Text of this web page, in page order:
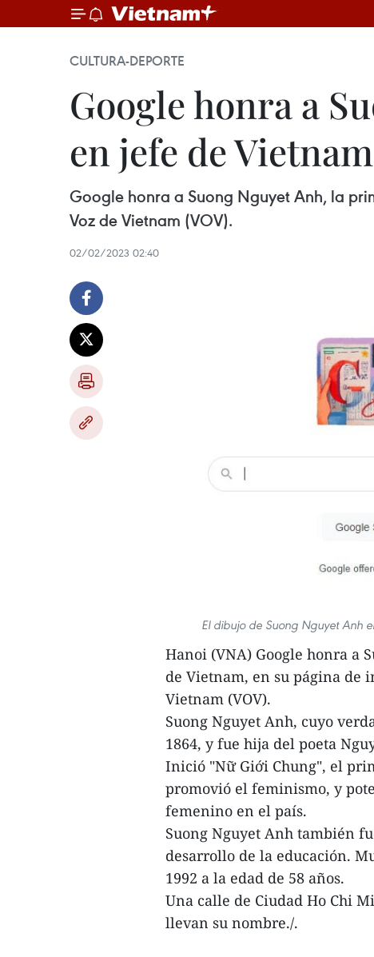
CULTURA-DEPORTE
Google honra a
en jefe de Vietnam
Google honra a Suong Nguyet Anh, la
Voz de Vietnam (VOV).
02/02/2023 02:40
El dibujo de Suong Nguyet Anh
Hanoi (VNA) Google honra a
de Vietnam, en su página de
Vietnam (VOV).
Suong Nguyet Anh, cuyo
1864, y fue hija del poeta
Inició "Nữ Giới Chung", el
promovió el feminismo, y
femenino en el país.
Suong Nguyet Anh también
desarrollo de la educación.
1992 a la edad de 58 años.
Una calle de Ciudad Ho Chi
llevan su nombre./.